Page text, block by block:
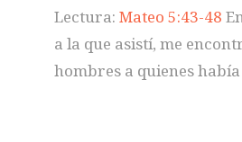
Lectura: Mateo 5:43-48
a la que asistí, me
hombres a quienes